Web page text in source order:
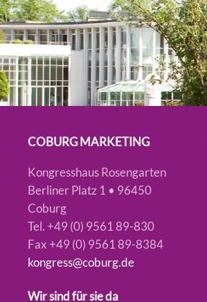
COBURG MARKETING
Kongresshaus Rosengarten
Berliner Platz 1 • 96450
Coburg
Tel. +49 (0) 9561 89-830
Fax +49 (0) 9561 89-8384
kongress@coburg.de
Wir sind für sie da